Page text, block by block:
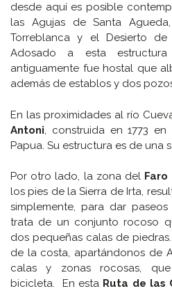
desde aquí es posible
las Agujas de Santa
Torreblanca y el Desierto de
Adosado a esta
antiguamente fue hostal que
además de establos y dos
En las proximidades al río
Antoni , construida en 1773
Papua. Su estructura es de una
Por otro lado, la zona del
los pies de la Sierra de Irta,
simplemente, para dar
trata de un conjunto rocoso
dos pequeñas calas de
de la costa, apartándonos de
calas y zonas rocosas,
bicicleta. En esta Ruta de las